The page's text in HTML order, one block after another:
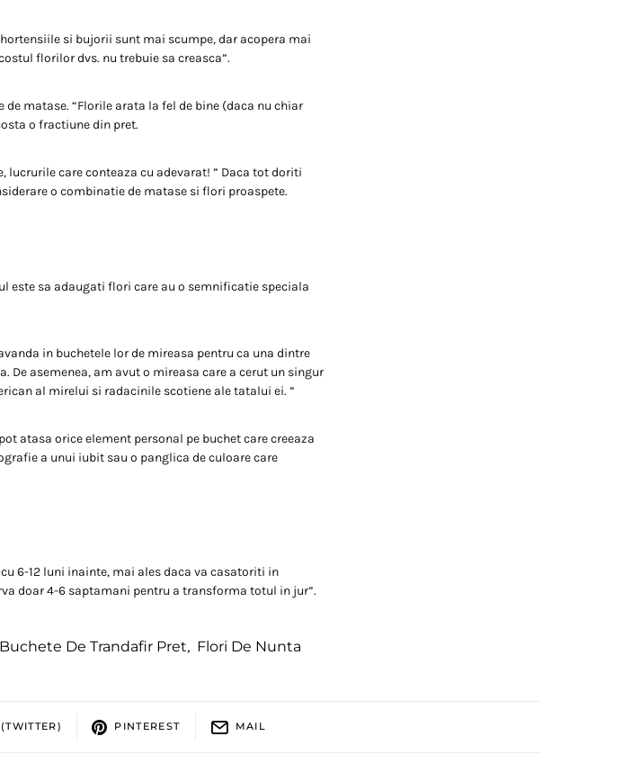
si bujorii sunt mai scumpe, dar acopera mai
florilor dvs. nu trebuie sa creasca”.
matase. “Florile arata la fel de bine (daca nu chiar
o fractiune din pret.
care conteaza cu adevarat! ” Daca tot doriti
o combinatie de matase si flori proaspete.
este sa adaugati flori care au o semnificatie speciala
in buchetele lor de mireasa pentru ca una dintre
asemenea, am avut o mireasa care a cerut un singur
al mirelui si radacinile scotiene ale tatalui ei. ”
atasa orice element personal pe buchet care creeaza
a unui iubit sau o panglica de culoare care
6-12 luni inainte, mai ales daca va casatoriti in
doar 4-6 saptamani pentru a transforma totul in jur”.
Buchete De Trandafir Pret, Flori De Nunta
PINTEREST MAIL